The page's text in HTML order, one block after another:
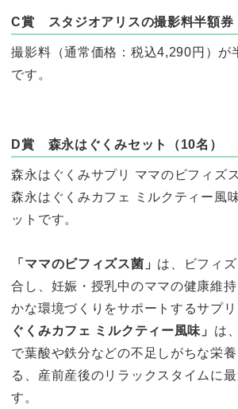
C賞 スタジオアリスの撮影料半額券
撮影料（通常価格：税込4,290円）が
です。
D賞 森永はぐくみセット（10名）
森永はぐくみサプリ ママのビフィズ
森永はぐくみカフェ ミルクティー風
ットです。
「ママのビフィズス菌」 は、ビフィ
合し、妊娠・授乳中のママの健康維
かな環境づくりをサポートするサプリ
ぐくみカフェ ミルクティー風味」 は
で葉酸や鉄分などの不足しがちな栄
る、産前産後のリラックスタイムに
す。